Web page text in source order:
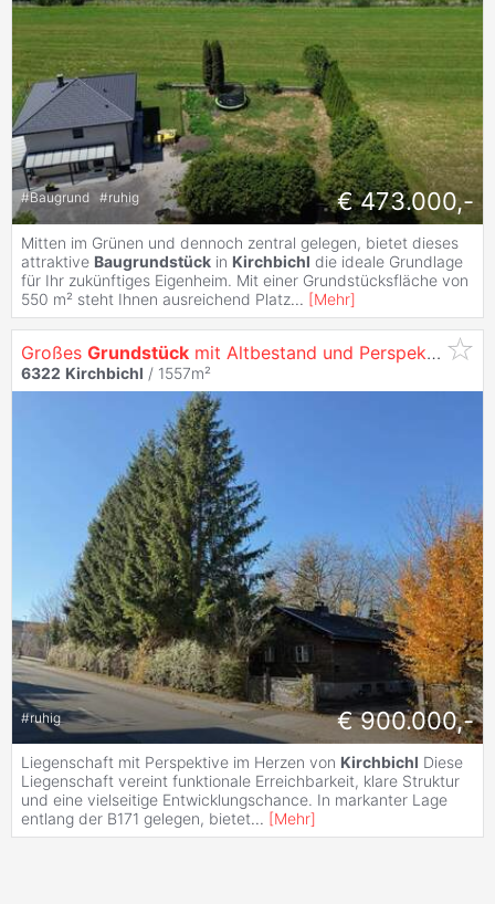
#Baugrund #ruhig € 473.000,-
Mitten im Grünen und dennoch zentral gelegen, bietet dieses
attraktive Baugrundstück in Kirchbichl die ideale Grundlage
für Ihr zukünftiges Eigenheim. Mit einer Grundstücksfläche von
550 m² steht Ihnen ausreichend Platz... [Mehr]
Großes Grundstück mit Altbestand und Perspektive auf Mischgebiet im Herzen von
6322 Kirchbichl / 1557m²
#ruhig € 900.000,-
Liegenschaft mit Perspektive im Herzen von Kirchbichl Diese
Liegenschaft vereint funktionale Erreichbarkeit, klare Struktur
und eine vielseitige Entwicklungschance. In markanter Lage
entlang der B171 gelegen, bietet... [Mehr]